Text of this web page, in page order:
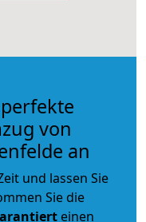
von
an
und lassen Sie
Sie die
einen